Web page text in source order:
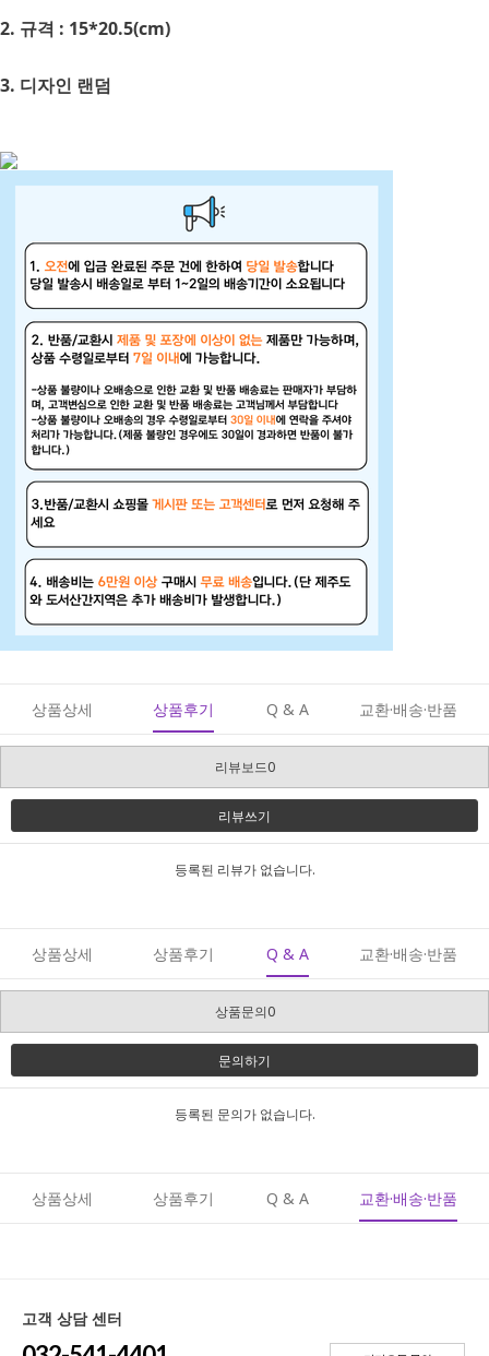
2. 규격 : 15*20.5(cm)
3. 디자인 랜덤
상품상세 상품후기 Q & A 교환·배송·반품
리뷰보드0
리뷰쓰기
등록된 리뷰가 없습니다.
상품상세 상품후기 Q & A 교환·배송·반품
상품문의0
문의하기
등록된 문의가 없습니다.
상품상세 상품후기 Q & A 교환·배송·반품
고객 상담 센터